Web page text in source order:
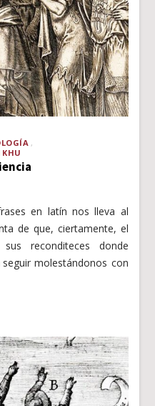
KHU
en latín nos lleva al
de que, ciertamente, el
reconditeces donde
molestándonos con